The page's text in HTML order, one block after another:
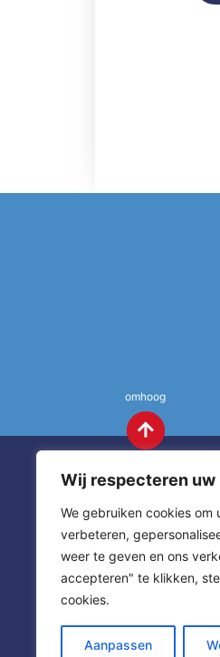
Wij respecteren uw
We gebruiken cookies
verbeteren,
weer te geven en ons
accepteren" te klikken,
cookies.
Aanpassen
omhoog